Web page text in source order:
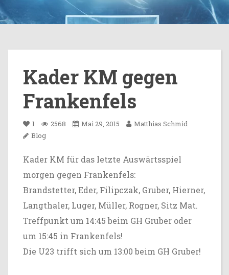
Kader KM gegen
Frankenfels
1 2568 Mai 29, 2015
Matthias Schmid
Blog
Kader KM für das letzte Auswärtsspiel
morgen gegen Frankenfels:
Brandstetter, Eder, Filipczak, Gruber, Hierner,
Langthaler, Luger, Müller, Rogner, Sitz Mat.
Treffpunkt um 14:45 beim GH Gruber oder
um 15:45 in Frankenfels!
Die U23 trifft sich um 13:00 beim GH Gruber!